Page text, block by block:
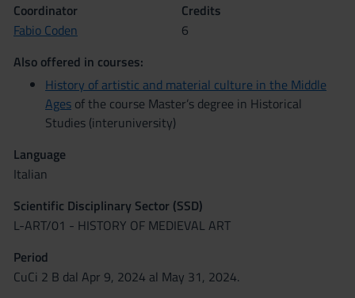
Coordinator
Fabio Coden
Credits
6
Also offered in courses:
History of artistic and material culture in the Middle
Ages of the course Master’s degree in Historical
Studies (interuniversity)
Language
Italian
Scientific Disciplinary Sector (SSD)
L-ART/01 - HISTORY OF MEDIEVAL ART
Period
CuCi 2 B dal Apr 9, 2024 al May 31, 2024.